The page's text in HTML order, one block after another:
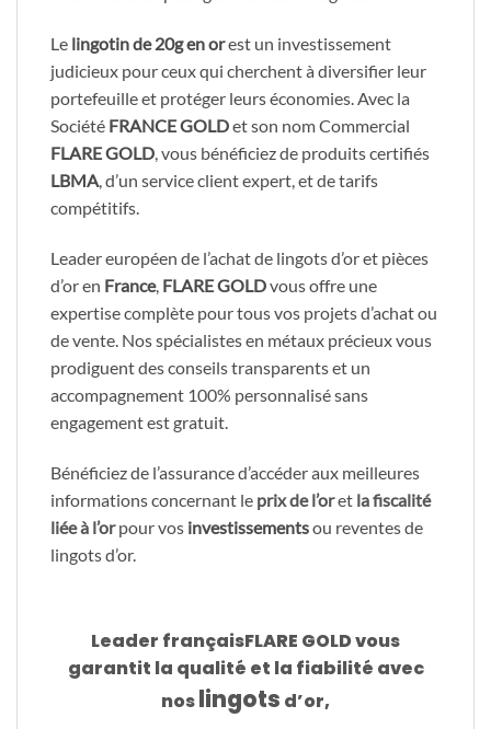
Le lingotin de 20g en orest un investissement
judicieux pour ceux qui cherchent à diversifier leur
portefeuille et protéger leurs économies. Avec la
Société FRANCE GOLDet son nom Commercial
FLARE GOLD, vous bénéficiez de produits certifiés
LBMA, d’un service client expert, et de tarifs
compétitifs.
Leader européen de l’achat de lingots d’or et pièces
d’or en France, FLARE GOLDvous offre une
expertise complète pour tous vos projets d’achat ou
de vente. Nos spécialistes en métaux précieux vous
prodiguent des conseils transparents et un
accompagnement 100% personnalisé sans
engagement est gratuit.
Bénéficiez de l’assurance d’accéder aux meilleures
informations concernant le prix de l’oret la fiscalité
liée à l’orpour vos investissementsou reventes de
lingots d’or.
Leader françaisFLARE GOLDvous
garantit la qualité et la fiabilité avec
noslingots d’or,